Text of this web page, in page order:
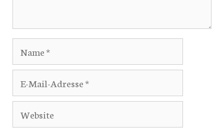
Name
Mail-
Adresse
Website